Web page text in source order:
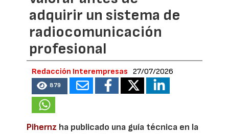
adquirir un sistema de
radiocomunicación
profesional
Redacción Interempresas 27/07/2026
879
Pihernz ha publicado una guía técnica en la